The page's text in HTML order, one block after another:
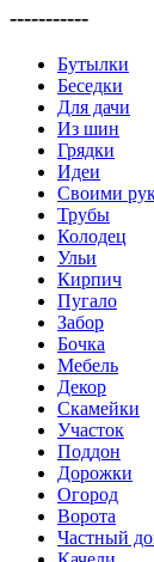
-----------
Бутылки
Беседки
Для дачи
Из шин
Грядки
Идеи
Своими
Трубы
Колодец
Ульи
Кирпич
Пугало
Забор
Бочка
Мебель
Декор
Скамейки
Участок
Поддон
Дорожки
Огород
Ворота
Частный